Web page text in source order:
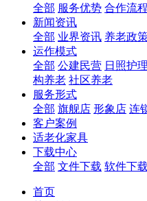
全部 服务优势 合作流程
新闻资讯
全部 业界资讯 养老政
运作模式
全部 公建民营 日照护理
构养老 社区养老
服务形式
全部 旗舰店 形象店 连
客户案例
适老化家具
下载中心
全部 文件下载 软件下载
首页